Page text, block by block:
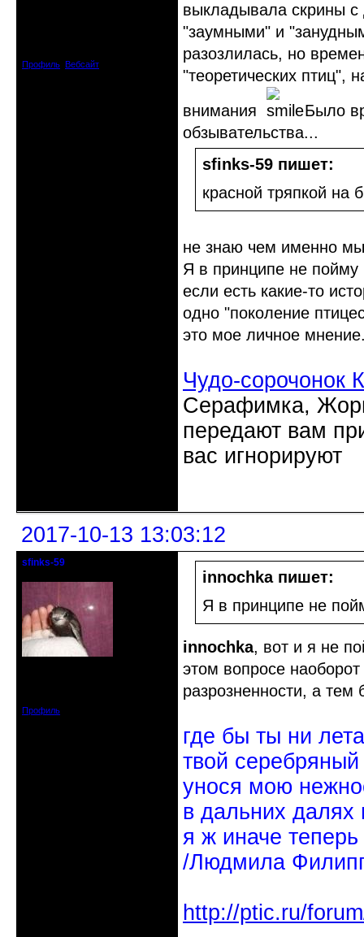
Профиль Вебсайт
выкладывала скрины с
"заумными" и
разозлилась, но
"теоретических птиц",
внимания
Было
обзывательства...
sfinks-59 пишет:
красной тряпкой на
не знаю чем именно
Я в принципе не
если есть какие-то
одно "поколение
это мое личное
Чудо-сорочонок
Серафимка,
передают вам
вас игнорируют
2017-10-13 13:03:12
sfinks-59
Профиль
innochka пишет:
Я в принципе не
innochka, вот и я не
этом вопросе
разрозненности, а тем
где бы ты ни
твой
унося мою
в дальних
я ж иначе
/Людмила
http://ptic.ru/